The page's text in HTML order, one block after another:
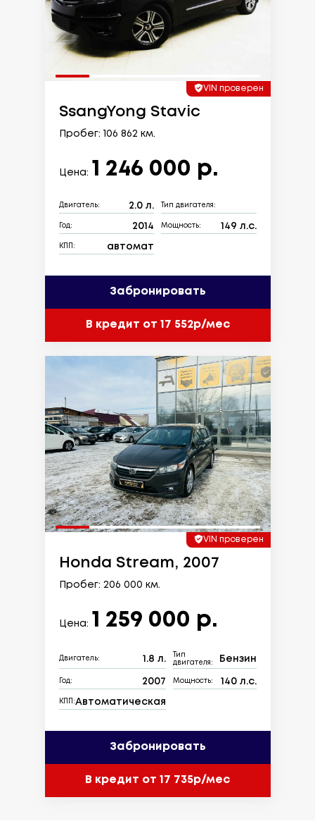
VIN проверен
SsangYong Stavic
Пробег: 106 862 км.
Цена: 1 246 000 р.
Двигатель: 2.0 л. Тип двигателя:
Год: 2014 Мощность: 149 л.с.
КПП: автомат
Забронировать
В кредит от 17 552р/мес
VIN проверен
Honda Stream, 2007
Пробег: 206 000 км.
Цена: 1 259 000 р.
Двигатель: 1.8 л.
Тип
двигателя:
Бензин
Год: 2007 Мощность: 140 л.с.
КПП:Автоматическая
Забронировать
В кредит от 17 735р/мес